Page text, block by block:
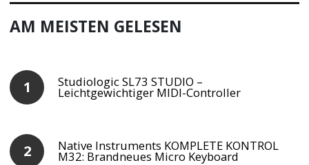
AM MEISTEN GELESEN
Studiologic SL73 STUDIO –
Leichtgewichtiger MIDI-Controller
Native Instruments KOMPLETE KONTROL
M32: Brandneues Micro Keyboard